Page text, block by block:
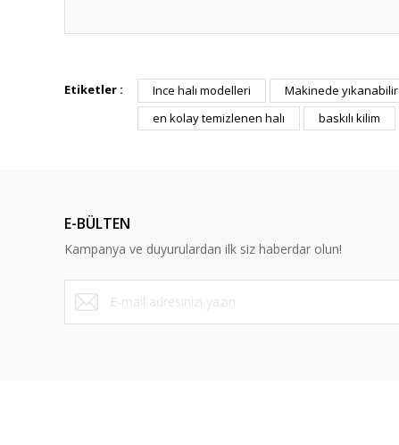
Görüş ve önerileriniz için teşekkür ederiz.
Ürün resmi kalitesiz, bozuk veya görüntülenemiyor.
Bu ürüne benzer farklı alternatifler olmalı.
Etiketler : Ince halı modelleri Makinede yıkanabilir
en kolay temizlenen halı
baskılı kilim
E-BÜLTEN
Kampanya ve duyurulardan ilk siz haberdar olun!